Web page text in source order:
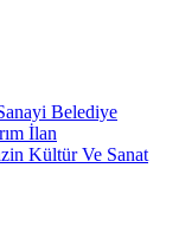
Belediye
İlan
Kültür Ve Sanat